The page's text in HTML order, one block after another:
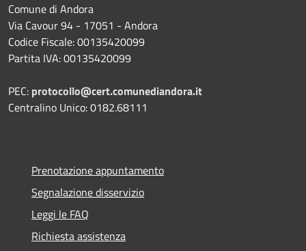
Comune di Andora
Via Cavour 94 - 17051 - Andora
Codice Fiscale: 00135420099
Partita IVA: 00135420099
PEC: protocollo@cert.comunediandora.it
Centralino Unico: 0182.68111
Prenotazione appuntamento
Segnalazione disservizio
Leggi le FAQ
Richiesta assistenza